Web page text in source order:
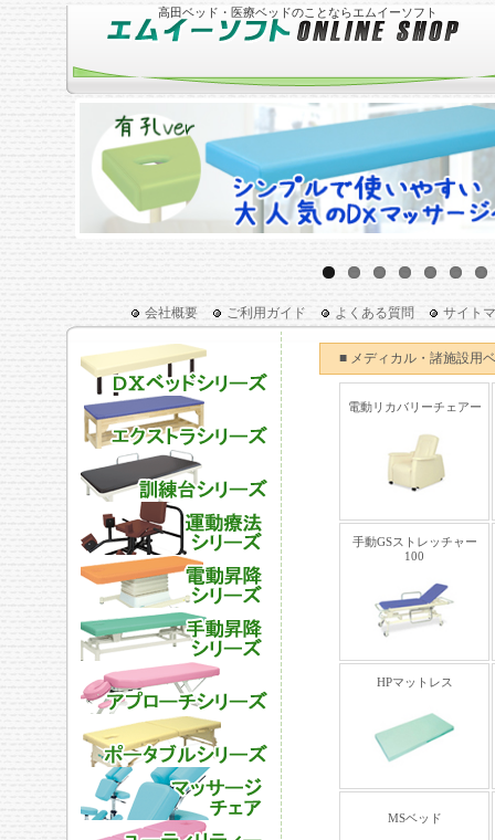
高田ベッド・医療ベッドのことならエムイーソフト
会社概要 ご利用ガイド よくある質問 サイト
■ メディカル・諸施設用
電動リカバリーチェアー
手動GSストレッチャー
100
HPマットレス
MSベッド